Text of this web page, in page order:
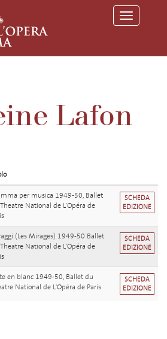
T
o
l
a
Lafon
per musica 1949-50, Ballet
National de L'Opéra de
SCHEDA
EDIZIONE
(Les Mirages) 1949-50 Ballet
National de L'Opéra de
SCHEDA
EDIZIONE
en blanc 1949-50, Ballet du
National de L'Opéra de Paris
SCHEDA
EDIZIONE